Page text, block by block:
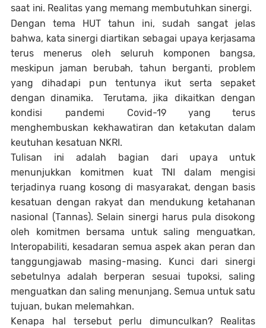
saat ini. Realitas yang memang membutuhkan sinergi.
Dengan tema HUTtahun ini, sudah sangat jelas
bahwa, kata sinergi diartikan sebagai upaya kerjasama
terus menerus oleh seluruh komponen bangsa,
meskipun jaman berubah, tahun berganti, problem
yangdihadapi pun tentunya ikut sertasepaket
dengan dinamika. Terutama, jika dikaitkan dengan
kondisi pandemi Covid-19 yang terus
menghembuskan kekhawatiran dan ketakutandalam
keutuhan kesatuan NKRI.
Tulisan ini adalah bagian dari upaya untuk
menunjukkan komitmen kuat TNIdalam mengisi
terjadinya ruang kosongdi masyarakat, dengan basis
kesatuan dengan rakyat dan mendukung ketahanan
nasional (Tannas). Selain sinergi harus pula disokong
oleh komitmen bersama untuk saling menguatkan,
Interopabiliti, kesadaran semua aspek akan peran dan
tanggungjawab masing-masing. Kunci dari sinergi
sebetulnya adalah berperan sesuai tupoksi, saling
menguatkan dan saling menunjang. Semua untuk satu
tujuan, bukan melemahkan.
Kenapa hal tersebut perlu dimunculkan? Realitas